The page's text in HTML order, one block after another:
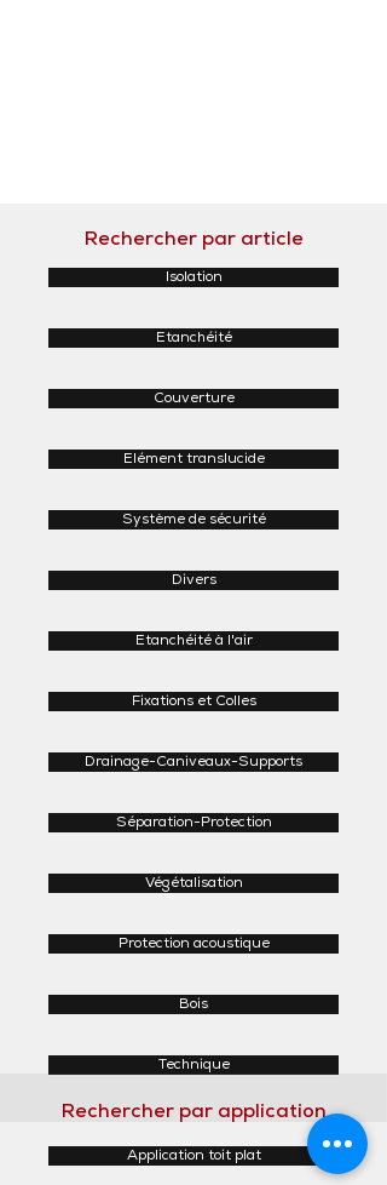
Rechercher par article
Isolation
Etanchéité
Couverture
Elément translucide
Système de sécurité
Divers
Etanchéité à l'air
Fixations et Colles
Drainage-Caniveaux-Supports
Séparation-Protection
Végétalisation
Protection acoustique
Bois
Technique
Rechercher par application
Application toit plat